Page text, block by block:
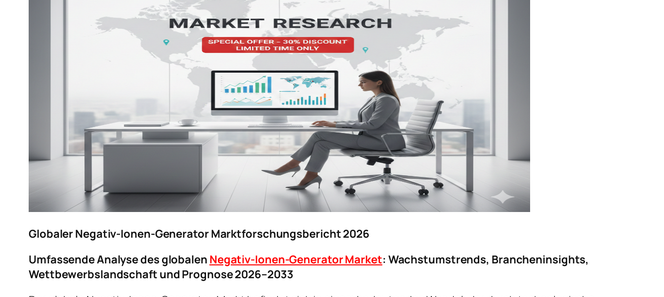
Globaler Negativ-Ionen-Generator Marktforschungsbericht 2026
Umfassende Analyse des globalen Negativ-Ionen-Generator Market: Wachstumstrends, Brancheninsights,
Wettbewerbslandschaft und Prognose 2026–2033